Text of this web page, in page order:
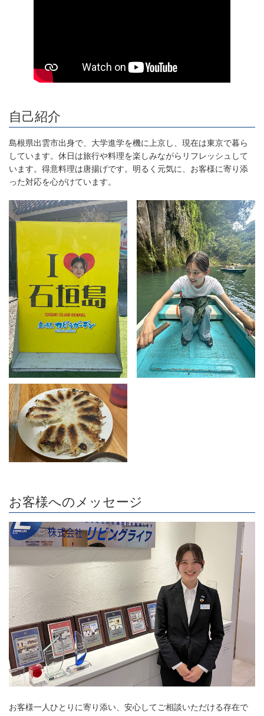
自己紹介
島根県出雲市出身で、大学進学を機に上京し、現在は東京で暮ら
しています。休日は旅行や料理を楽しみながらリフレッシュして
います。得意料理は唐揚げです。明るく元気に、お客様に寄り添
った対応を心がけています。
お客様へのメッセージ
お客様一人ひとりに寄り添い、安心してご相談いただける存在で